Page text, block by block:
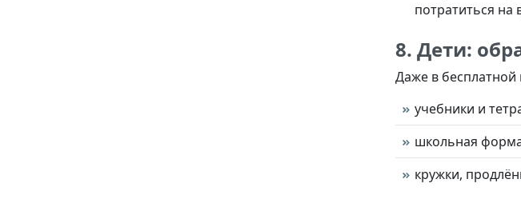
потратиться на
8. Дети:
Даже в бесплатной
учебники и
школьная
кружки,